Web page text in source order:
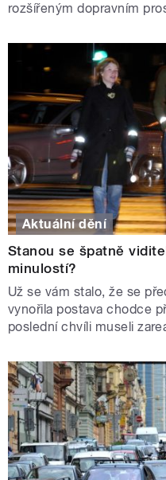
rozšířeným dopravním
Aktuální dění
Stanou se špatně
minulostí?
Už se vám stalo, že se
vynořila postava chodce
poslední chvíli museli